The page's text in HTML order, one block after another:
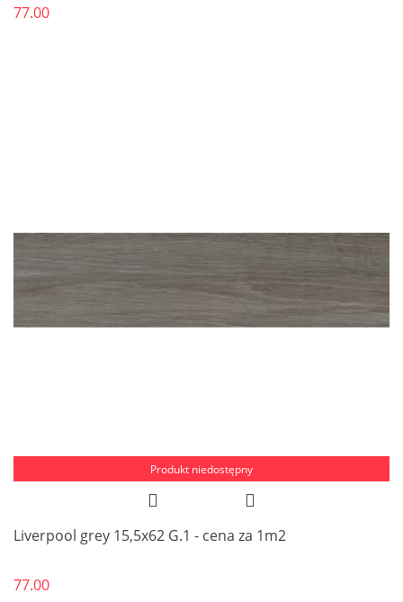
77.00
Produkt niedostępny
Liverpool grey 15,5x62 G.1 - cena za 1m2
77.00